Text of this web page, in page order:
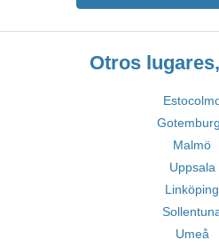
Otros
Malmö
Uppsala
Linköping
Umeå